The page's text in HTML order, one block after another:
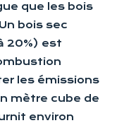
que les bois
bois sec
20%) est
les émissions
mètre cube de
environ